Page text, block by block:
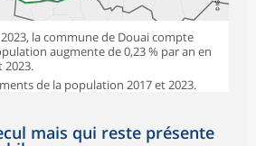
la commune de Douai compte
augmente de 0,23 % par an en
2023.
de la population 2017 et 2023.
mais qui reste présente